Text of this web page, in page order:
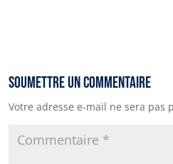
e
r
A
p
p
Li
n
k
n
g
e
Soumettre un commentaire
Votre adresse e-mail ne sera pas